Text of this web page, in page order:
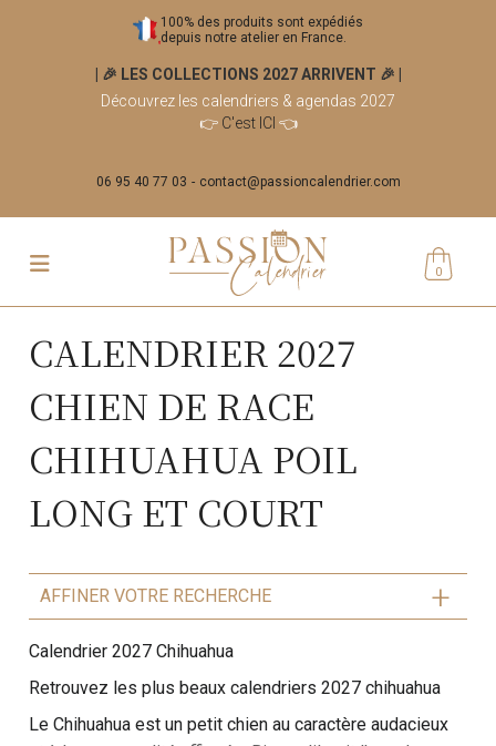
100% des produits sont expédiés
depuis notre atelier en France.
| 🎉 LES COLLECTIONS 2027 ARRIVENT 🎉
Découvrez les calendriers & agendas 2027
👉 C'est ICI 👈
06 95 40 77 03 contact@passioncalendrier.com
0
CALENDRIER 2027
CHIEN DE RACE
CHIHUAHUA POIL
LONG ET COURT
AFFINER VOTRE RECHERCHE
Calendrier 2027 Chihuahua
Retrouvez les plus beaux calendriers 2027 chihuahua
Le Chihuahua est un petit chien au caractère audacieux